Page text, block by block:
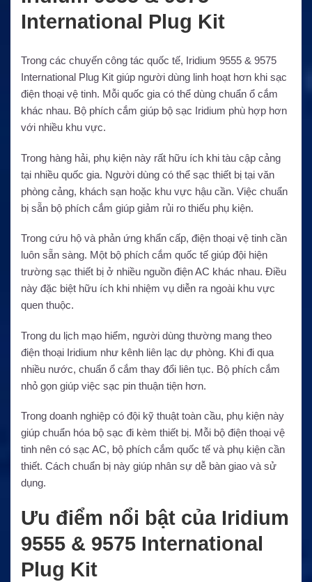
International Plug Kit
Trong các chuyến công tác quốc tế, Iridium 9555 & 9575
International Plug Kit giúp người dùng linh hoạt hơn khi sạc
điện thoại vệ tinh. Mỗi quốc gia có thể dùng chuẩn ổ cắm
khác nhau. Bộ phích cắm giúp bộ sạc Iridium phù hợp hơn
với nhiều khu vực.
Trong hàng hải, phụ kiện này rất hữu ích khi tàu cập cảng
tại nhiều quốc gia. Người dùng có thể sạc thiết bị tại văn
phòng cảng, khách sạn hoặc khu vực hậu cần. Việc chuẩn
bị sẵn bộ phích cắm giúp giảm rủi ro thiếu phụ kiện.
Trong cứu hộ và phản ứng khẩn cấp, điện thoại vệ tinh cần
luôn sẵn sàng. Một bộ phích cắm quốc tế giúp đội hiện
trường sạc thiết bị ở nhiều nguồn điện AC khác nhau. Điều
này đặc biệt hữu ích khi nhiệm vụ diễn ra ngoài khu vực
quen thuộc.
Trong du lịch mạo hiểm, người dùng thường mang theo
điện thoại Iridium như kênh liên lạc dự phòng. Khi đi qua
nhiều nước, chuẩn ổ cắm thay đổi liên tục. Bộ phích cắm
nhỏ gọn giúp việc sạc pin thuận tiện hơn.
Trong doanh nghiệp có đội kỹ thuật toàn cầu, phụ kiện này
giúp chuẩn hóa bộ sạc đi kèm thiết bị. Mỗi bộ điện thoại vệ
tinh nên có sạc AC, bộ phích cắm quốc tế và phụ kiện cần
thiết. Cách chuẩn bị này giúp nhân sự dễ bàn giao và sử
dụng.
Ưu điểm nổi bật của Iridium
9555 & 9575 International
Plug Kit